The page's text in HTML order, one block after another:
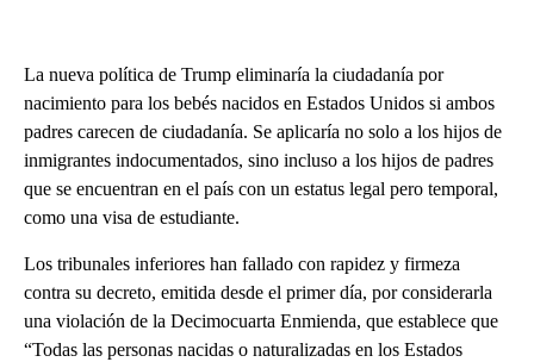
La nueva política de Trump eliminaría la ciudadanía por
nacimiento para los bebés nacidos en Estados Unidos si ambos
padres carecen de ciudadanía. Se aplicaría no solo a los hijos de
inmigrantes indocumentados, sino incluso a los hijos de padres
que se encuentran en el país con un estatus legal pero temporal,
como una visa de estudiante.
Los tribunales inferiores han fallado con rapidez y firmeza
contra su decreto, emitida desde el primer día, por considerarla
una violación de la Decimocuarta Enmienda, que establece que
“Todas las personas nacidas o naturalizadas en los Estados